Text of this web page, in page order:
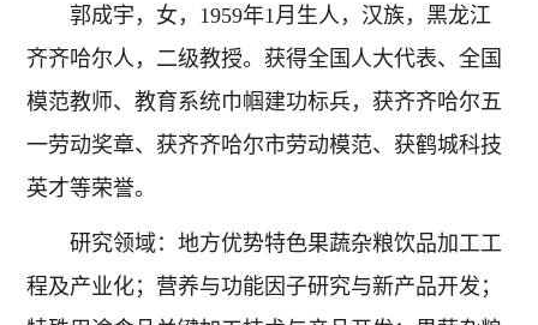
郭成宇，女，1959年1月生人，汉族，黑龙江
齐齐哈尔人，二级教授。获得全国人大代表、全国
模范教师、教育系统巾帼建功标兵，获齐齐哈尔五
一劳动奖章、获齐齐哈尔市劳动模范、获鹤城科技
英才等荣誉。
研究领域：地方优势特色果蔬杂粮饮品加工工
程及产业化；营养与功能因子研究与新产品开发；